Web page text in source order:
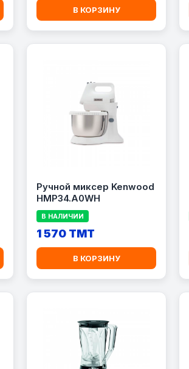
В КОРЗИНУ
Ручной миксер Kenwood
HMP34.A0WH
В НАЛИЧИИ
1 570 TMT
В КОРЗИНУ